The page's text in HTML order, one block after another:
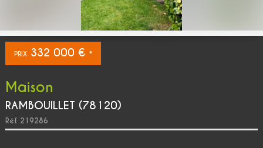
PRIX332 000 € *
Maison
RAMBOUILLET (78120)
Réf. 219286